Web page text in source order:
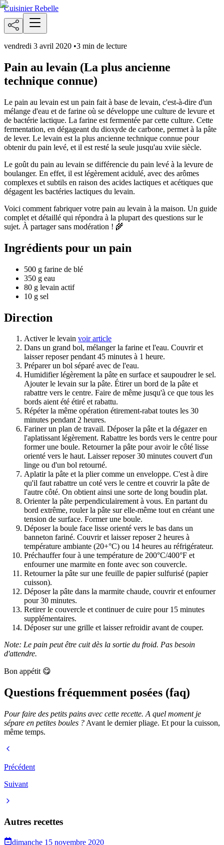
Cuisinier Rebelle
vendredi 3 avril 2020 •3 min de lecture
Pain au levain (La plus ancienne
technique connue)
Le pain au levain est un pain fait à base de levain, c'est-à-dire d'un
mélange d'eau et de farine où se développe une culture de levure et
de bactérie lactique. La farine est fermentée par cette culture. Cette
fermentation, en dégageant du dioxyde de carbone, permet à la pâte
de lever. Le levain est la plus ancienne technique connue pour
obtenir du pain levé, et il est resté la seule jusqu'au xviie siècle.
Le goût du pain au levain se différencie du pain levé à la levure de
boulanger. En effet, il est légèrement acidulé, avec des arômes
complexes et subtils en raison des acides lactiques et acétiques que
dégagent les bactéries lactiques du levain.
Voici comment fabriquer votre pain au levain à la maison. Un guide
complet et détaillé qui répondra à la plupart des questions sur le
sujet. À partager sans modération ! 🌾
Ingrédients pour un pain
500 g farine de blé
350 g eau
80 g levain actif
10 g sel
Direction
Activer le levain voir article
Dans un grand bol, mélanger la farine et l'eau. Couvrir et
laisser reposer pendant 45 minutes à 1 heure.
Préparer un bol séparé avec de l'eau.
Humidifier légèrement la pâte en surface et saupoudrer le sel.
Ajouter le levain sur la pâte. Étirer un bord de la pâte et
rabattre vers le centre. Faire de même jusqu'à ce que tous les
bords aient été étiré et rabattu.
Répéter la même opération étirement-rabat toutes les 30
minutes pendant 2 heures.
Fariner un plan de travail. Déposer la pâte et la dégazer en
l'aplatissant légèrement. Rabattre les bords vers le centre pour
former une boule. Retourner la pâte pour avoir le côté lisse
orienté vers le haut. Laisser reposer 30 minutes couvert d'un
linge ou d'un bol retourné.
Aplatir la pâte et la plier comme un enveloppe. C'est à dire
qu'il faut rabattre un coté vers le centre et couvrir la pâte de
l'autre côté. On obtient ainsi une sorte de long boudin plat.
Orienter la pâte perpendiculairement à vous. En partant du
bord extrême, rouler la pâte sur elle-même tout en créant une
tension de surface. Former une boule.
Déposer la boule face lisse orienté vers le bas dans un
banneton fariné. Couvrir et laisser reposer 2 heures à
température ambiante (20+°C) ou 14 heures au réfrigérateur.
Préchauffer four à une température de 200°C/400°F et
enfourner une marmite en fonte avec son couvercle.
Retourner la pâte sur une feuille de papier sulfurisé (papier
cuisson).
Déposer la pâte dans la marmite chaude, couvrir et enfourner
pour 30 minutes.
Retirer le couvercle et continuer de cuire pour 15 minutes
supplémentaires.
Déposer sur une grille et laisser refroidir avant de couper.
Note: Le pain peut être cuit dès la sortie du froid. Pas besoin
d'attendre.
Bon appétit 😋
Questions fréquemment posées (faq)
Pour faire des petits pains avec cette recette. A quel moment je
sépare en petites boules ? Avant le dernier pliage. Et pour la cuisson,
même temps.
Précédent
Suivant
Autres recettes
dimanche 15 novembre 2020